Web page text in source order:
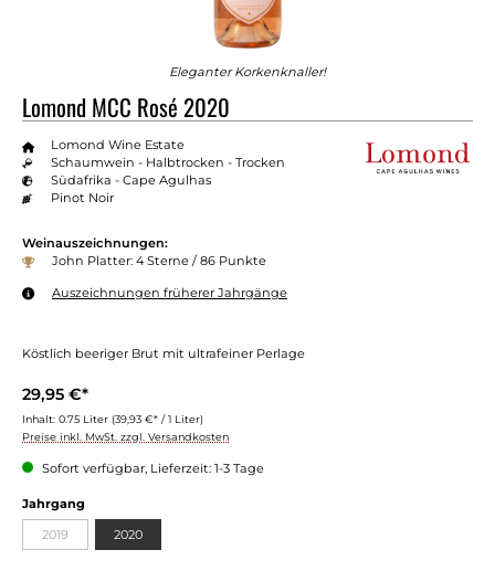
Eleganter Korkenknaller!
Lomond MCC Rosé 2020
Lomond Wine Estate
Schaumwein - Halbtrocken - Trocken
Südafrika - Cape Agulhas
Pinot Noir
Weinauszeichnungen:
John Platter: 4 Sterne / 86 Punkte
Auszeichnungen früherer Jahrgänge
Köstlich beeriger Brut mit ultrafeiner Perlage
29,95 €*
Inhalt: 0.75 Liter (39,93 €* / 1 Liter)
Preise inkl. MwSt. zzgl. Versandkosten
Sofort verfügbar, Lieferzeit: 1-3 Tage
Jahrgang
2019(Diese Option ist zurzeit nicht verfügbar.)
2020